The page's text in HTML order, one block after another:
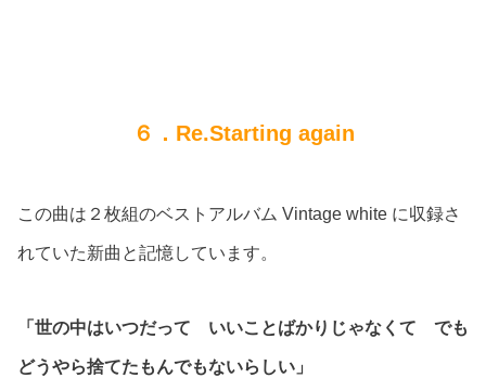
６．Re.Starting again
この曲は２枚組のベストアルバム Vintage white に収録さ
れていた新曲と記憶しています。
「世の中はいつだって いいことばかりじゃなくて でも
どうやら捨てたもんでもないらしい」